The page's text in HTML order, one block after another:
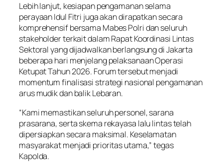
Lebih lanjut, kesiapan pengamanan selama
perayaan Idul Fitri juga akan dirapatkan secara
komprehensif bersama Mabes Polri dan seluruh
stakeholder terkait dalam Rapat Koordinasi Lintas
Sektoral yang dijadwalkan berlangsung di Jakarta
beberapa hari menjelang pelaksanaan Operasi
Ketupat Tahun 2026. Forum tersebut menjadi
momentum finalisasi strategi nasional pengamanan
arus mudik dan balik Lebaran.
“Kami memastikan seluruh personel, sarana
prasarana, serta skema rekayasa lalu lintas telah
dipersiapkan secara maksimal. Keselamatan
masyarakat menjadi prioritas utama,” tegas
Kapolda.